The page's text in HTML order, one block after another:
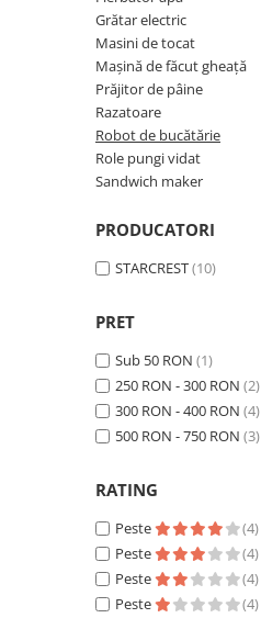
Robot de bucătărie
Sandwich maker
Fier de călcat
Dispozitive smart home
Grătar electric
Masini de tocat
Mașină de făcut gheață
Prăjitor de pâine
Razatoare
Robot de bucătărie
Role pungi vidat
Sandwich maker
PRODUCATORI
STARCREST(10)
PRET
Sub 50 RON (1)
250 RON - 300 RON (2)
300 RON - 400 RON (4)
500 RON - 750 RON (3)
RATING
Peste
(4)
Peste
(4)
Peste
(4)
Peste
(4)